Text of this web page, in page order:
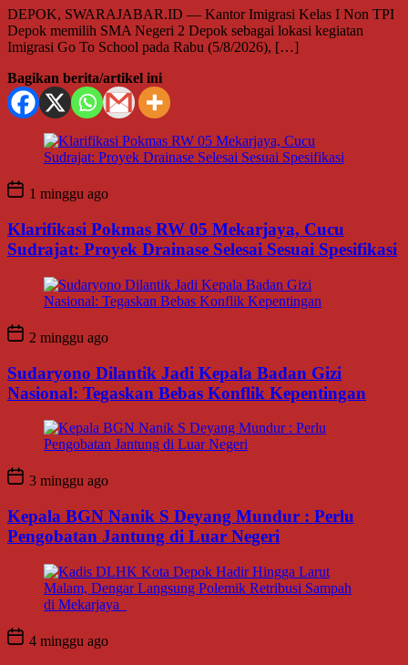
DEPOK, SWARAJABAR.ID — Kantor Imigrasi Kelas I Non TPI
Depok memilih SMA Negeri 2 Depok sebagai lokasi kegiatan
Imigrasi Go To School pada Rabu (5/8/2026), […]
Bagikan berita/artikel ini
1 minggu ago
Klarifikasi Pokmas RW 05 Mekarjaya, Cucu
Sudrajat: Proyek Drainase Selesai Sesuai Spesifikasi
2 minggu ago
Sudaryono Dilantik Jadi Kepala Badan Gizi
Nasional: Tegaskan Bebas Konflik Kepentingan
3 minggu ago
Kepala BGN Nanik S Deyang Mundur : Perlu
Pengobatan Jantung di Luar Negeri
4 minggu ago